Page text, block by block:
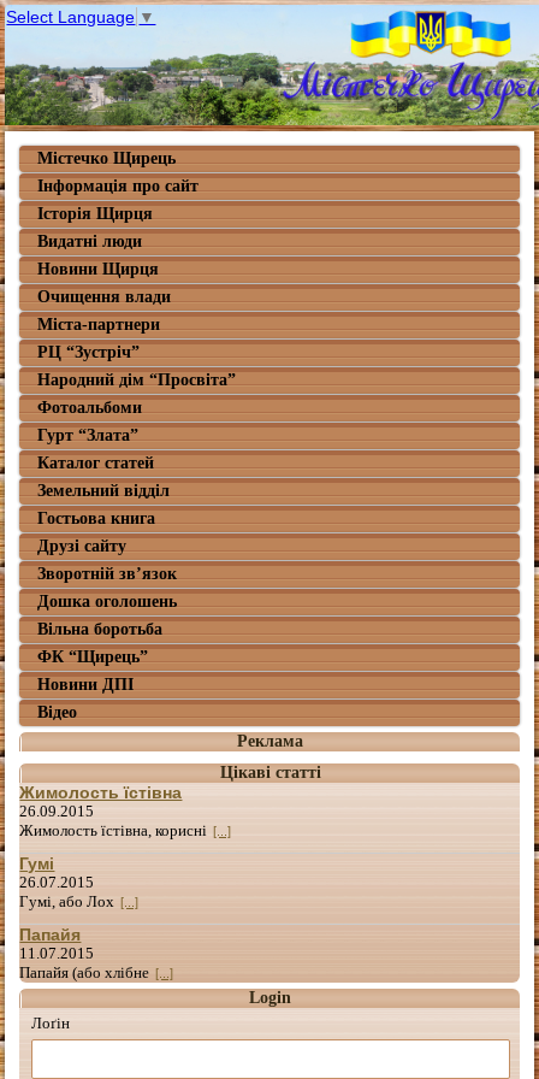
Select Language ▼
Містечко Щирець
Інформація про сайт
Історія Щирця
Видатні люди
Новини Щирця
Очищення влади
Міста-партнери
РЦ “Зустріч”
Народний дім “Просвіта”
Фотоальбоми
Гурт “Злата”
Каталог статей
Земельний відділ
Гостьова книга
Друзі сайту
Зворотній зв’язок
Дошка оголошень
Вільна боротьба
ФК “Щирець”
Новини ДПІ
Відео
Реклама
Цікаві статті
Жимолость їстівна
26.09.2015
Жимолость їстівна, корисні [...]
Гумі
26.07.2015
Гумі, або Лох [...]
Папайя
11.07.2015
Папайя (або хлібне [...]
Login
Лоґін